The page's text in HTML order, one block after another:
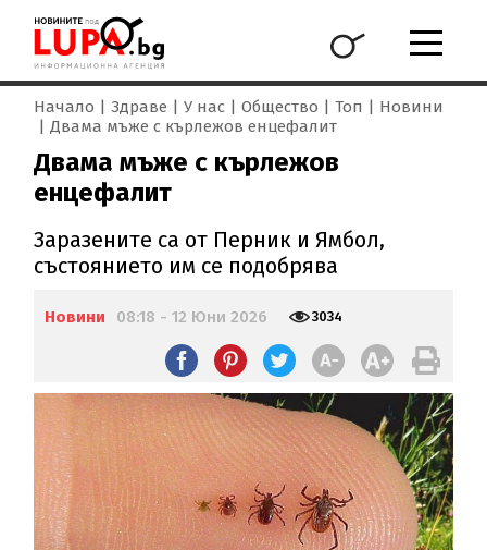
Начало Здраве У нас Общество Топ
Новини
Двама мъже с кърлежов енцефалит
Двама мъже с кърлежов
енцефалит
Заразените са от Перник и Ямбол,
състоянието им се подобрява
Новини 08:18 - 12 Юни 2026 3034